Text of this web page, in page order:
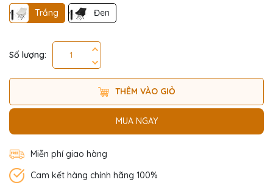
Trắng
Đen
Số lượng:
THÊM VÀO GIỎ
MUA NGAY
Miễn phí giao hàng
Cam kết hàng chính hãng 100%